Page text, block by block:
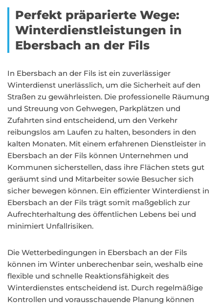
Perfekt präparierte Wege:
Winterdienstleistungen in
Ebersbach an der Fils
In Ebersbach an der Fils ist ein zuverlässiger
Winterdienst unerlässlich, um die Sicherheit auf den
Straßen zu gewährleisten. Die professionelle Räumung
und Streuung von Gehwegen, Parkplätzen und
Zufahrten sind entscheidend, um den Verkehr
reibungslos am Laufen zu halten, besonders in den
kalten Monaten. Mit einem erfahrenen Dienstleister in
Ebersbach an der Fils können Unternehmen und
Kommunen sicherstellen, dass ihre Flächen stets gut
geräumt sind und Mitarbeiter sowie Besucher sich
sicher bewegen können. Ein effizienter Winterdienst in
Ebersbach an der Fils trägt somit maßgeblich zur
Aufrechterhaltung des öffentlichen Lebens bei und
minimiert Unfallrisiken.
Die Wetterbedingungen in Ebersbach an der Fils
können im Winter unberechenbar sein, weshalb eine
flexible und schnelle Reaktionsfähigkeit des
Winterdienstes entscheidend ist. Durch regelmäßige
Kontrollen und vorausschauende Planung können